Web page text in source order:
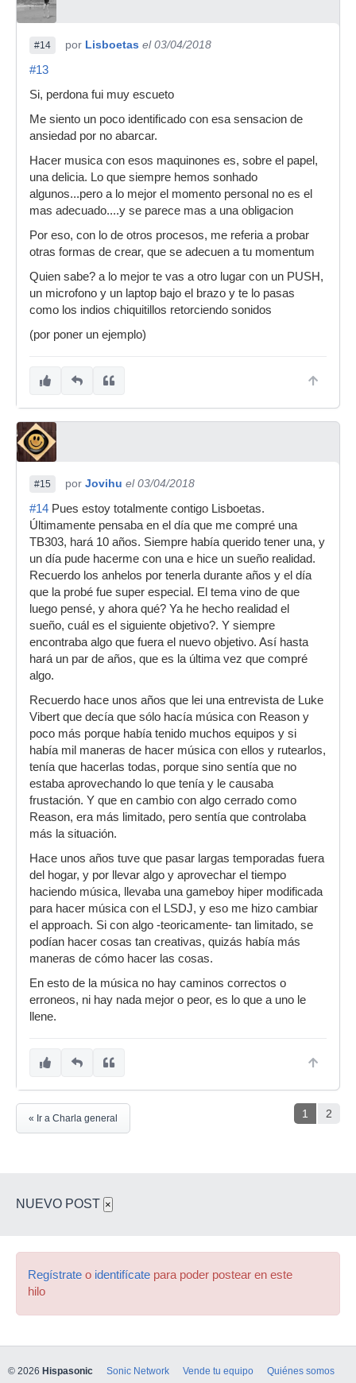
#14 por Lisboetas el 03/04/2018
#13
Si, perdona fui muy escueto
Me siento un poco identificado con esa sensacion de
ansiedad por no abarcar.
Hacer musica con esos maquinones es, sobre el papel,
una delicia. Lo que siempre hemos sonhado
algunos...pero a lo mejor el momento personal no es el
mas adecuado....y se parece mas a una obligacion
Por eso, con lo de otros procesos, me referia a probar
otras formas de crear, que se adecuen a tu momentum
Quien sabe? a lo mejor te vas a otro lugar con un PUSH,
un microfono y un laptop bajo el brazo y te lo pasas
como los indios chiquitillos retorciendo sonidos
(por poner un ejemplo)
#15 por Jovihu el 03/04/2018
#14 Pues estoy totalmente contigo Lisboetas.
Últimamente pensaba en el día que me compré una
TB303, hará 10 años. Siempre había querido tener una, y
un día pude hacerme con una e hice un sueño realidad.
Recuerdo los anhelos por tenerla durante años y el día
que la probé fue super especial. El tema vino de que
luego pensé, y ahora qué? Ya he hecho realidad el
sueño, cuál es el siguiente objetivo?. Y siempre
encontraba algo que fuera el nuevo objetivo. Así hasta
hará un par de años, que es la última vez que compré
algo.
Recuerdo hace unos años que lei una entrevista de Luke
Vibert que decía que sólo hacía música con Reason y
poco más porque había tenido muchos equipos y si
había mil maneras de hacer música con ellos y rutearlos,
tenía que hacerlas todas, porque sino sentía que no
estaba aprovechando lo que tenía y le causaba
frustación. Y que en cambio con algo cerrado como
Reason, era más limitado, pero sentía que controlaba
más la situación.
Hace unos años tuve que pasar largas temporadas fuera
del hogar, y por llevar algo y aprovechar el tiempo
haciendo música, llevaba una gameboy hiper modificada
para hacer música con el LSDJ, y eso me hizo cambiar
el approach. Si con algo -teoricamente- tan limitado, se
podían hacer cosas tan creativas, quizás había más
maneras de cómo hacer las cosas.
En esto de la música no hay caminos correctos o
erroneos, ni hay nada mejor o peor, es lo que a uno le
llene.
1 2
« Ir a Charla general
NUEVO POST ×
Regístrate o identifícate para poder postear en este
hilo
© 2026 Hispasonic Sonic Network Vende tu equipo Quiénes somos